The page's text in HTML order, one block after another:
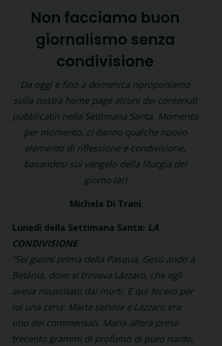
Non facciamo buon
giornalismo senza
condivisione
Da oggi e fino a domenica riproponiamo
sulla nostra home page alcuni dei contenuti
pubblicatin nella Settimana Santa. Momento
per momento, ci danno qualche nuovo
elemento di riflessione e condivisione,
basandosi sul vangelo della liturgia del
giorno (ar)
Michela Di Trani
Lunedì della Settimana Santa: LA
CONDIVISIONE
“Sei giorni prima della Pasqua, Gesù andò a
Betània, dove si trovava Làzzaro, che egli
aveva risuscitato dai morti. E qui fecero per
lui una cena: Marta serviva e Làzzaro era
uno dei commensali. Maria allora prese
trecento grammi di profumo di puro nardo,